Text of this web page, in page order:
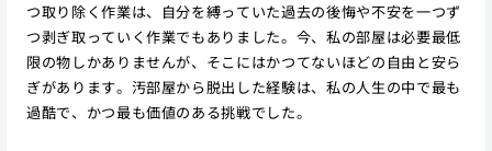
つ取り除く作業は、自分を縛っていた過去の後悔や不安を一つず
つ剥ぎ取っていく作業でもありました。今、私の部屋は必要最低
限の物しかありませんが、そこにはかつてないほどの自由と安ら
ぎがあります。汚部屋から脱出した経験は、私の人生の中で最も
過酷で、かつ最も価値のある挑戦でした。